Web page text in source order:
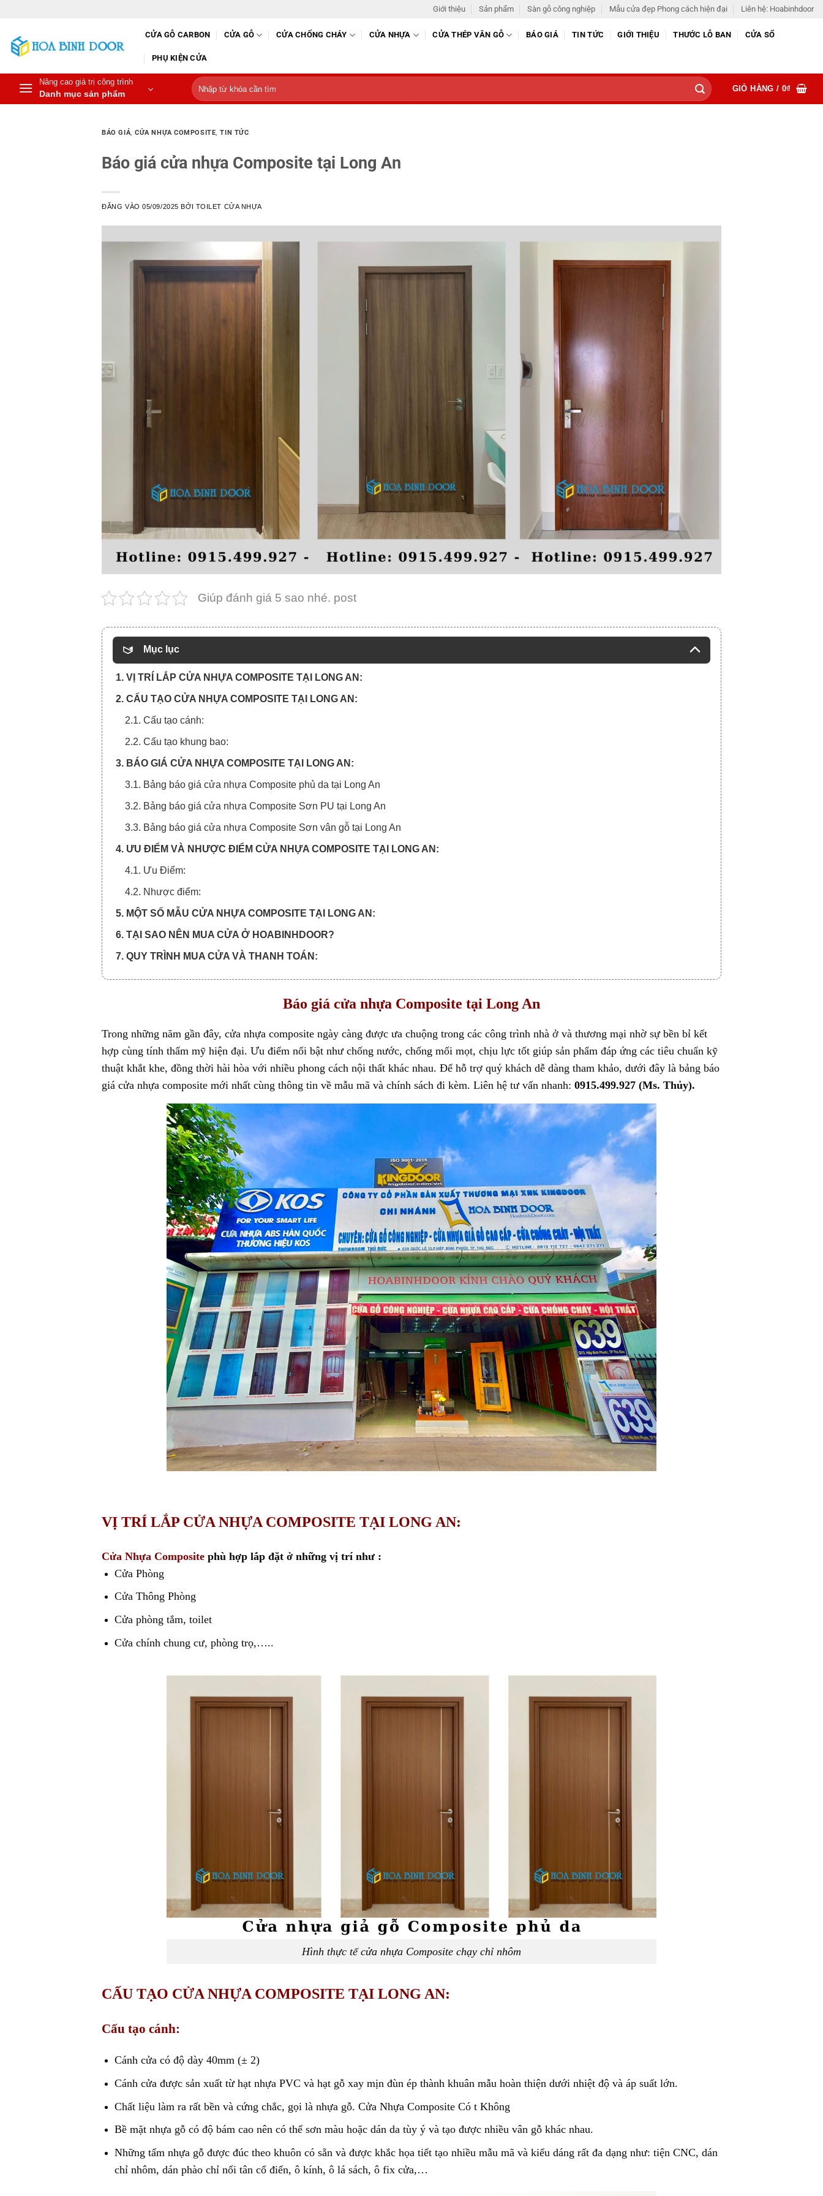
nội
dung
Giới thiệu Sản phẩm Sàn gỗ công nghiệp Mẫu cửa đẹp Phong cách hiện đại Liên hệ: Hoabinhdoor
CỬA GỖ CARBON CỬA GỖ CỬA CHỐNG CHÁY CỬA NHỰA CỬA THÉP VÂN GỖ BÁO GIÁ TIN TỨC GIỚI THIỆU THƯỚC LỖ BAN CỬA SỔ
PHỤ KIỆN CỬA
Nâng cao giá trị công trình
Danh mục sản phẩm
Tìm
kiếm:
GIỎ HÀNG / 0₫
BÁO GIÁ,CỬA NHỰA COMPOSITE,TIN TỨC
Báo giá cửa nhựa Composite tại Long An
ĐĂNG VÀO05/09/2025 BỞI TOILET CỬA NHỰA
Giúp đánh giá 5 sao nhé. post
Mục lục
1. VỊ TRÍ LẮP CỬA NHỰA COMPOSITE TẠI LONG AN:
2. CẤU TẠO CỬA NHỰA COMPOSITE TẠI LONG AN:
2.1. Cấu tạo cánh:
2.2. Cấu tạo khung bao:
3. BÁO GIÁ CỬA NHỰA COMPOSITE TẠI LONG AN:
3.1. Bảng báo giá cửa nhựa Composite phủ da tại Long An
3.2. Bảng báo giá cửa nhựa Composite Sơn PU tại Long An
3.3. Bảng báo giá cửa nhựa Composite Sơn vân gỗ tại Long An
4. ƯU ĐIỂM VÀ NHƯỢC ĐIỂM CỬA NHỰA COMPOSITE TẠI LONG AN:
4.1. Ưu Điểm:
4.2. Nhược điểm:
5. MỘT SỐ MẪU CỬA NHỰA COMPOSITE TẠI LONG AN:
6. TẠI SAO NÊN MUA CỬA Ở HOABINHDOOR?
7. QUY TRÌNH MUA CỬA VÀ THANH TOÁN:
7.1. Quy trình xem báo giá cửa:
7.2. Quy trình thanh toán chia làm 3 đợt:Báo giá cửa nhựa Composite tại Long An
Trong những năm gần đây,cửa nhựa composite ngày càng được ưa chuộng trong các công trình nhà ở và thương mại nhờ sự bền bỉ kết
hợp cùng tính thẩm mỹ hiện đại. Ưu điểm nổi bật như chống nước, chống mối mọt, chịu lực tốt giúp sản phẩm đáp ứng các tiêu chuẩn kỹ
thuật khắt khe, đồng thời hài hòa với nhiều phong cách nội thất khác nhau. Để hỗ trợ quý khách dễ dàng tham khảo, dưới đây là bảng báo
giá cửa nhựa composite mới nhất cùng thông tin về mẫu mã và chính sách đi kèm. Liên hệ tư vấn nhanh:0915.499.927 (Ms. Thủy).
VỊ TRÍ LẮP CỬA NHỰA COMPOSITE TẠI LONG AN:
Cửa Nhựa Composite phù hợp lắp đặt ở những vị trí như :
Cửa Phòng
Cửa Thông Phòng
Cửa phòng tắm, toilet
Cửa chính chung cư, phòng trọ,…..
Hình thực tế cửa nhựa Composite chạy chỉ nhôm
CẤU TẠO CỬA NHỰA COMPOSITE TẠI LONG AN:
Cấu tạo cánh:
Cánh cửa có độ dày 40mm (± 2)
Cánh cửa được sản xuất từ hạt nhựa PVC và hạt gỗ xay mịn đùn ép thành khuân mẫu hoàn thiện dưới nhiệt độ và áp suất lớn.
Chất liệu làm ra rất bền và cứng chắc, gọi là nhựa gỗ. Cửa Nhựa Composite Có t Không
Bề mặt nhựa gỗ có độ bám cao nên có thể sơn màu hoặc dán da tùy ý và tạo được nhiều vân gỗ khác nhau.
Những tấm nhựa gỗ được đúc theo khuôn có sẵn và được khắc họa tiết tạo nhiều mẫu mã và kiểu dáng rất đa dạng như: tiện CNC, dán
chỉ nhôm, dán phào chỉ nổi tân cổ điển, ô kính, ô lá sách, ô fix cửa,…